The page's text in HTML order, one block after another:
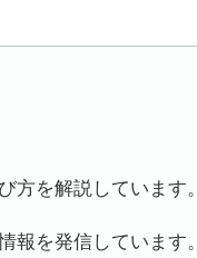
方を解説しています。
報を発信しています。